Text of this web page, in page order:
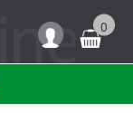
0